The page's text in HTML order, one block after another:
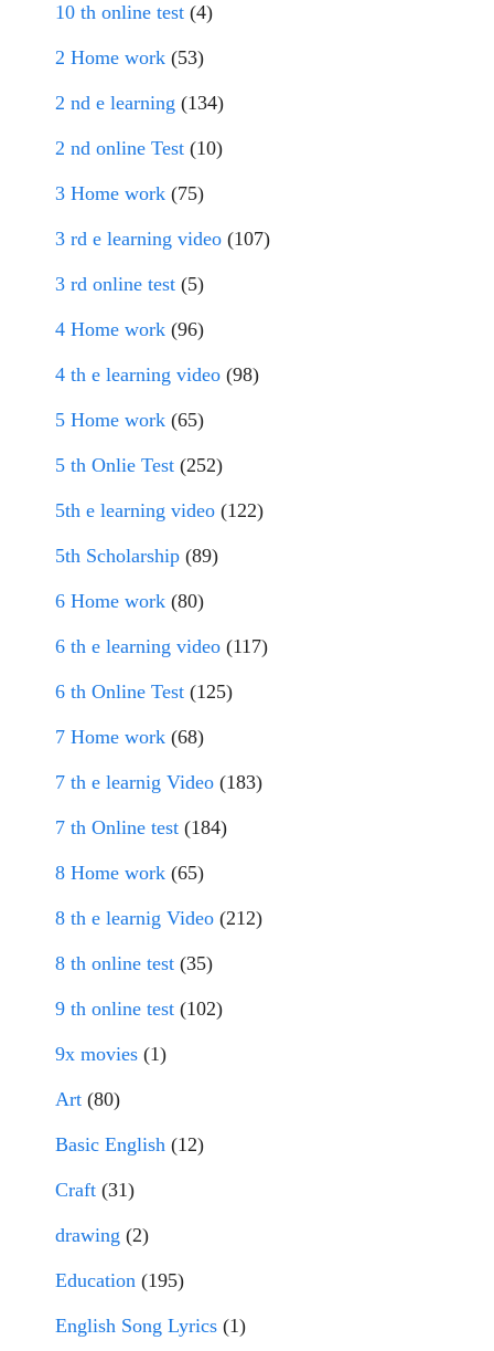
10 th online test (4)
2 Home work (53)
2 nd e learning (134)
2 nd online Test (10)
3 Home work (75)
3 rd e learning video (107)
3 rd online test (5)
4 Home work (96)
4 th e learning video (98)
5 Home work (65)
5 th Onlie Test (252)
5th e learning video (122)
5th Scholarship (89)
6 Home work (80)
6 th e learning video (117)
6 th Online Test (125)
7 Home work (68)
7 th e learnig Video (183)
7 th Online test (184)
8 Home work (65)
8 th e learnig Video (212)
8 th online test (35)
9 th online test (102)
9x movies (1)
Art (80)
Basic English (12)
Craft (31)
drawing (2)
Education (195)
English Song Lyrics (1)